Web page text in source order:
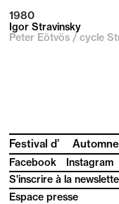
1980
Igor Stravinsky
Peter Eötvös / cycle
Festival d’ Automne
Facebook Instagram
S'inscrire à la
Espace presse